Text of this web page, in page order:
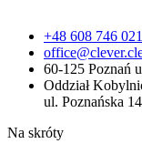
+48 608 746 021
60-125 Poznań
Oddział
ul. Poznańska 14
Na skróty